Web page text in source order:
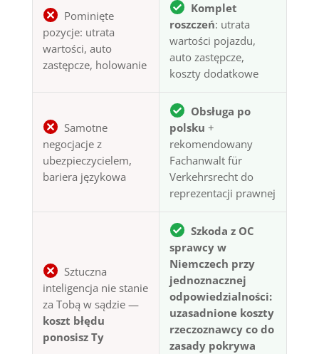
Pominięte
pozycje: utrata
wartości, auto
zastępcze, holowanie
Komplet
roszczeń: utrata
wartości pojazdu,
auto zastępcze,
koszty dodatkowe
Samotne
negocjacje z
ubezpieczycielem,
bariera językowa
Obsługa po
polsku +
rekomendowany
Fachanwalt für
Verkehrsrecht do
reprezentacji prawnej
Sztuczna
inteligencja nie stanie
za Tobą w sądzie —
koszt błędu
ponosisz Ty
Szkoda z OC
sprawcy w
Niemczech przy
jednoznacznej
odpowiedzialności:
uzasadnione koszty
rzeczoznawcy co do
zasady pokrywa